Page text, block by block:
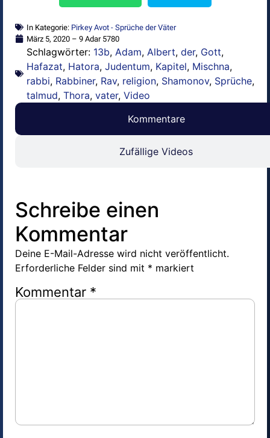
In Kategorie: Pirkey Avot - Sprüche der Väter
März 5, 2020 – 9 Adar 5780
Schlagwörter: 13b, Adam, Albert, der, Gott,
Hafazat, Hatora, Judentum, Kapitel, Mischna,
rabbi, Rabbiner, Rav, religion, Shamonov, Sprüche,
talmud, Thora, vater, Video
Kommentare
Zufällige Videos
Schreibe einen
Kommentar
Deine E-Mail-Adresse wird nicht veröffentlicht.
Erforderliche Felder sind mit * markiert
Kommentar *